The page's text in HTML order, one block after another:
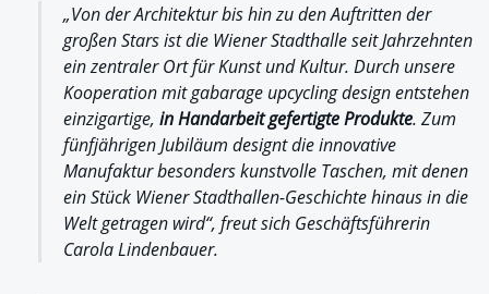
„Von der Architektur bis hin zu den Auftritten der
großen Stars ist die Wiener Stadthalle seit Jahrzehnten
ein zentraler Ort für Kunst und Kultur. Durch unsere
Kooperation mit gabarage upcycling design entstehen
einzigartige, in Handarbeit gefertigte Produkte. Zum
fünfjährigen Jubiläum designt die innovative
Manufaktur besonders kunstvolle Taschen, mit denen
ein Stück Wiener Stadthallen-Geschichte hinaus in die
Welt getragen wird“, freut sich Geschäftsführerin
Carola Lindenbauer.